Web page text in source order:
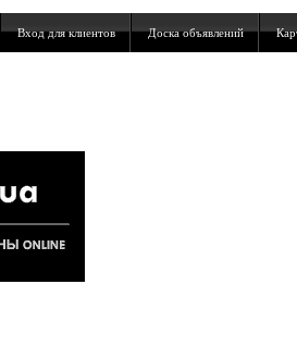
Вход для клиентов Доска объявлений